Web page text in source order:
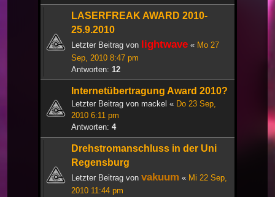
LASERFREAK AWARD 2010-
25.9.2010
Letzter Beitrag von lightwave « Mo 27
Sep, 2010 8:47 pm
Antworten: 12
Internetübertragung Award 2010?
Letzter Beitrag von mackel « Do 23 Sep,
2010 6:11 pm
Antworten: 4
Drehstromanschluss in der Uni
Regensburg
Letzter Beitrag von vakuum « Mi 22 Sep,
2010 11:44 pm